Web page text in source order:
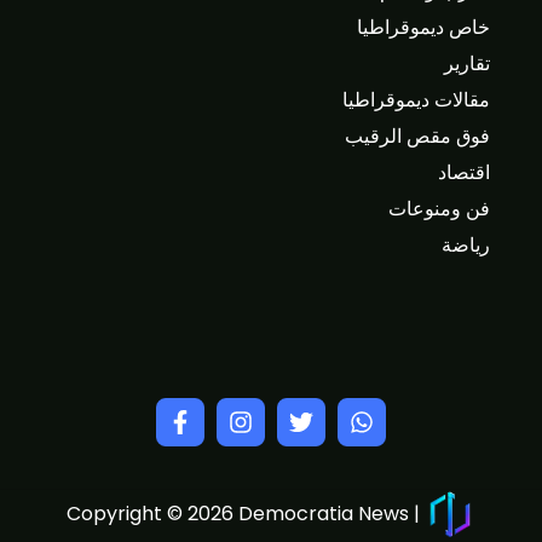
خاص ديموقراطيا
تقارير
مقالات ديموقراطيا
فوق مقص الرقيب
اقتصاد
فن ومنوعات
رياضة